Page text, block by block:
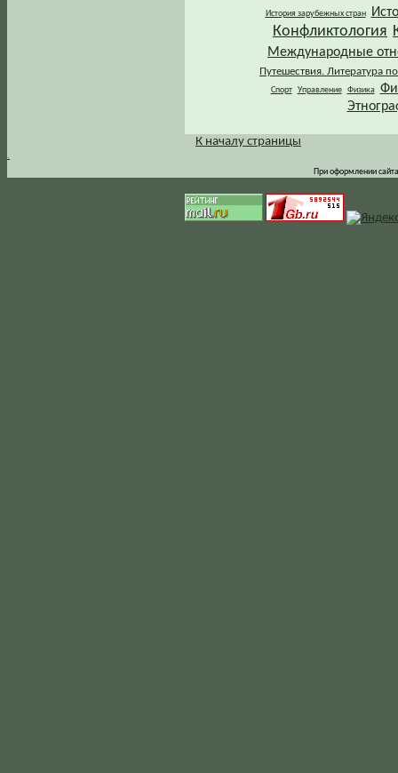
История зарубежных стран
Конфликтология
Международные
Путешествия. Литература
Спорт Управление Физика
.
К началу страницы
При оформлении